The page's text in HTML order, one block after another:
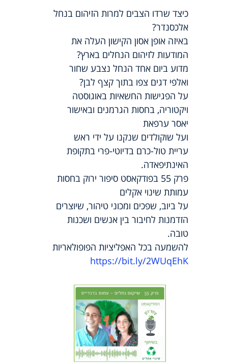
כיצד שרדו הצבים למרות הזיהום בנחל
אלכסנדר?
באיזה אופן אסון הקישון העלה את
המודעות לזיהום הנחלים בארץ?
מדוע ביום אחד הנחל נצבע שחור
ואלפי דגים צפו בתוך קצף לבן?
על הפגישות החשאיות באוגוסטה
ויקטוריה, בחסות הגרמנים ובאישור
יאסר ערפאת
ועל שוקולדים שנקנו על ידי ראש
עריית טול-כרם בדיוטי-פרי בתקופת
האינתיפאדה.
פרק 55 בפודקאסט סיפור ירוק בחסות
עמותת שינוי אקלים
על ביוב, שפכים ומכוני טיהור, שיוצרים
הזדמנות לחיבור בין אנשים ושכנות
טובה.
להשמעה בכל האפליציות הפופולאריות
https://bit.ly/2WUqEhK